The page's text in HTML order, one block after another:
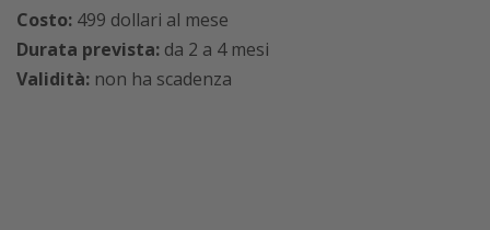
Costo: 499 dollari al mese
Durata prevista: da 2 a 4 mesi
Validità: non ha scadenza